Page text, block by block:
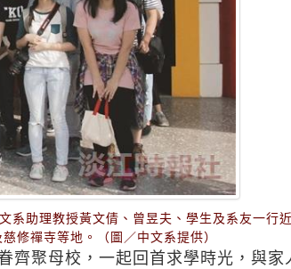
系助理教授黃文倩、曾昱夫、學生及系友一行近
修禪寺等地。（圖／中文系提供）
齊聚母校，一起回首求學時光，與家